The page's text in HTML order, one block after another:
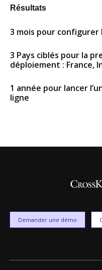
Résultats
3 mois pour
3 Pays ciblés pour la
déploiement : France,
1 année pour lancer
ligne
Demander une démo